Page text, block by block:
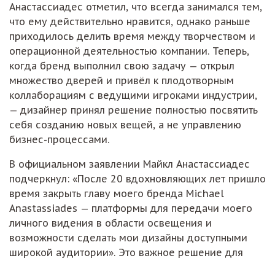
Анастассиадес отметил, что всегда занимался тем,
что ему действительно нравится, однако раньше
приходилось делить время между творчеством и
операционной деятельностью компании. Теперь,
когда бренд выполнил свою задачу — открыл
множество дверей и привёл к плодотворным
коллаборациям с ведущими игроками индустрии,
— дизайнер принял решение полностью посвятить
себя созданию новых вещей, а не управлению
бизнес-процессами.
В официальном заявлении Майкл Анастассиадес
подчеркнул: «После 20 вдохновляющих лет пришло
время закрыть главу моего бренда Michael
Anastassiades — платформы для передачи моего
личного видения в области освещения и
возможности сделать мои дизайны доступными
широкой аудитории». Это важное решение для